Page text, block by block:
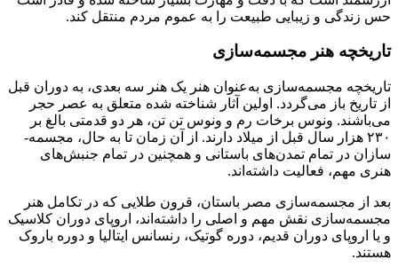
حس زندگی و زیبایی طبیعت را به عموم مردم منتقل کند.
تاریخچه‌ هنر مجسمه‌‌سازی
تاریخچه‌ مجسمه‌­سازی به­‌عنوان هنر یک هنر سه‌ بعدی، به دوران قبل
از تاریخ باز می‌گردد. اولین آثار شناخته شده متعلق به عصر حجر
می‌باشند. ونوس برخات رم و ونوس تن تن، هر دو قدمتی بالغ بر
۲۳۰ هزار سال قبل از میلاد دارند. از آن زمان تا به حال، مجسمه‌­
سازان در تمام تمدن‌‌های باستانی و همچنین در تمام جنبش‌‌های
هنری مهم، فعالیت داشته‌اند.
بعد از مجسمه‌­سازی مصر باستان، قرون طلایی که در تکامل هنر
مجسمه‌­سازی نقش مهم و اصلی را داشته‌اند، اروپای دوران کلاسیک
و یا اروپای دوران قدیم، دوره‌ گوتیک، رنسانس ایتالیا و دوره‌ باروک
هستند.